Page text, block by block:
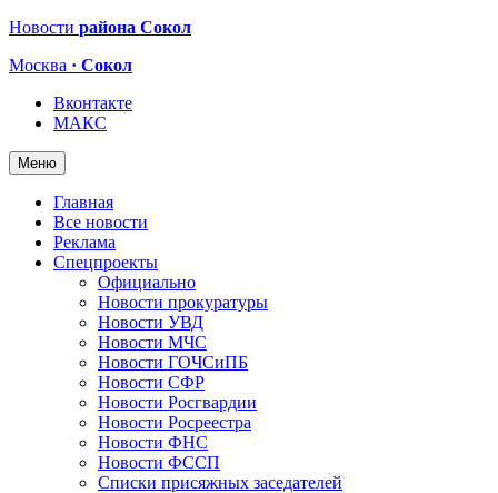
Новости района Сокол
Москва · Сокол
Вконтакте
МАКС
Меню
Главная
Все новости
Реклама
Спецпроекты
Официально
Новости прокуратуры
Новости УВД
Новости МЧС
Новости ГОЧСиПБ
Новости СФР
Новости Росгвардии
Новости Росреестра
Новости ФНС
Новости ФССП
Списки присяжных заседателей